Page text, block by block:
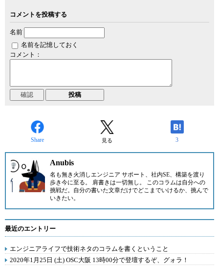
コメントを投稿する
名前
名前を記憶しておく
コメント：
Share 見る 3
Anubis
名も無き火消しエンジニア サポート、社内SE、構築を渡り
歩き今に至る。 肩書きは一切無し。 このコラムは自分への
挑戦だ。自分の書いた文章だけでどこまでいけるか、挑んで
いきたい。
最近のエントリー
エンジニアライフで技術ネタのコラムを書くということ
2020年1月25日 (土) OSC大阪 13時00分で登壇するぞ、グォラ！